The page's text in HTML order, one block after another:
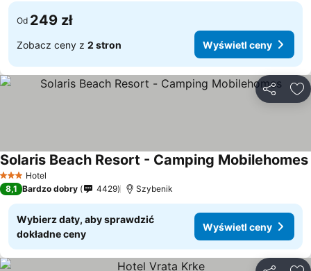
Od 249 zł
Zobacz ceny z 2 stron Wyświetl ceny
3 Kategoria
Hotel
Solaris Beach Resort - Camping Mobilehomes
8,1 Bardzo dobry 4429 Szybenik
Wybierz daty, aby sprawdzić
dokładne ceny
Wyświetl ceny